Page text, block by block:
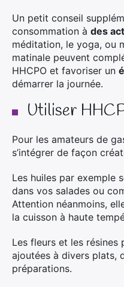
Un petit conseil
consommation à des
méditation, le yoga, ou
matinale peuvent
HHCPO et favoriser un
démarrer la journée.
Utiliser
Pour les amateurs de
s’intégrer de façon
Les huiles par exemple
dans vos salades ou
Attention néanmoins,
la cuisson à haute
Les fleurs et les
ajoutées à divers plats,
préparations.